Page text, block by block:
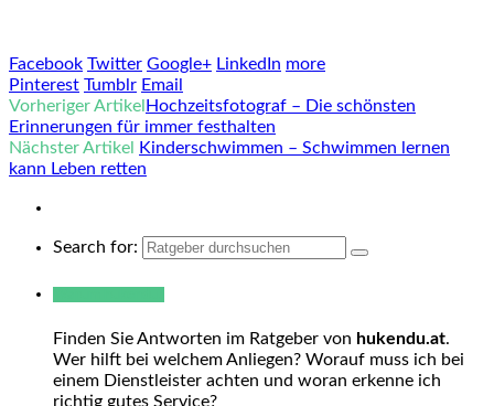
Facebook Twitter Google+ LinkedIn more
Pinterest Tumblr Email
Vorheriger Artikel Hochzeitsfotograf – Die schönsten
Erinnerungen für immer festhalten
Nächster Artikel
Kinderschwimmen – Schwimmen lernen
kann Leben retten
Search for:
Finden Sie Antworten im Ratgeber von hukendu.at.
Wer hilft bei welchem Anliegen? Worauf muss ich bei
einem Dienstleister achten und woran erkenne ich
richtig gutes Service?